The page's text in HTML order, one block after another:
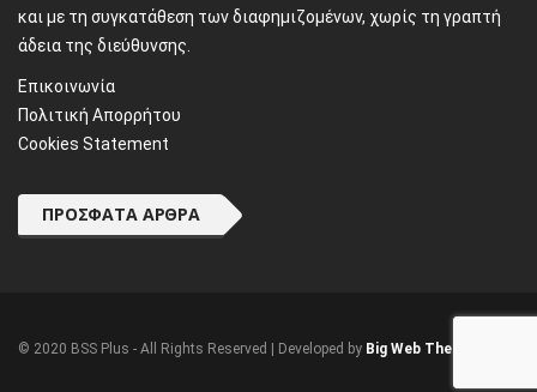
και με τη συγκατάθεση των διαφημιζομένων, χωρίς τη γραπτή
άδεια της διεύθυνσης.
Επικοινωνία
Πολιτική Απορρήτου
Cookies Statement
ΠΡΌΣΦΑΤΑ ΆΡΘΡΑ
© 2020 BSS Plus - All Rights Reserved | Developed by Big Web Theory